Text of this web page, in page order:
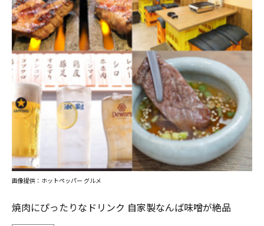
焼肉にぴったりなドリンク 自家製なんば味噌が絶品
画像提供：ホットペッパー グルメ